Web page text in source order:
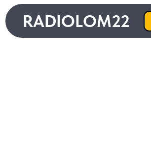
RADIOLOM22